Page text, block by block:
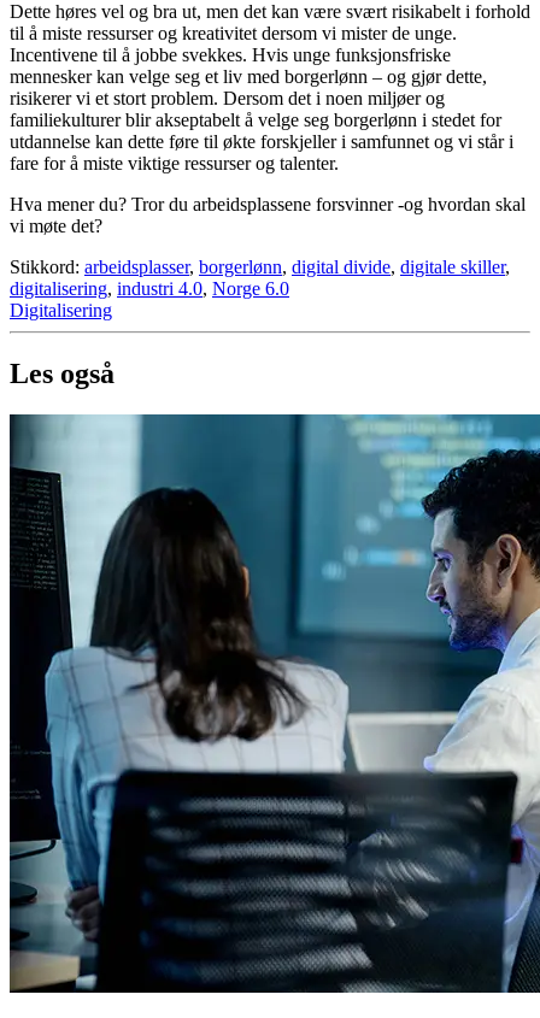
Dette høres vel og bra ut, men det kan være svært risikabelt i forhold
til å miste ressurser og kreativitet dersom vi mister de unge.
Incentivene til å jobbe svekkes. Hvis unge funksjonsfriske
mennesker kan velge seg et liv med borgerlønn – og gjør dette,
risikerer vi et stort problem. Dersom det i noen miljøer og
familiekulturer blir akseptabelt å velge seg borgerlønn i stedet for
utdannelse kan dette føre til økte forskjeller i samfunnet og vi står i
fare for å miste viktige ressurser og talenter.
Hva mener du? Tror du arbeidsplassene forsvinner -og hvordan skal
vi møte det?
Stikkord: arbeidsplasser, borgerlønn, digital divide, digitale skiller,
digitalisering, industri 4.0, Norge 6.0
Digitalisering
Les også